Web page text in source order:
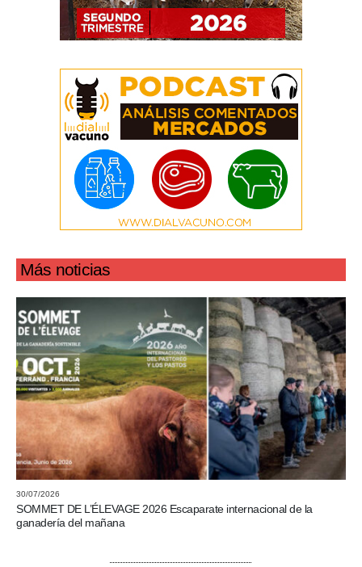
Más noticias
30/07/2026
SOMMET DE L’ÉLEVAGE 2026 Escaparate internacional de la
ganadería del mañana